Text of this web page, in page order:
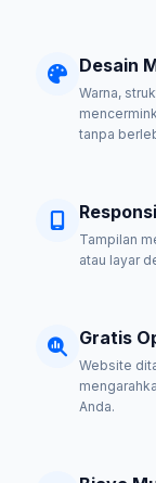
Desain
Warna,
tanpa
Tampilan
atau layar
Gratis
Website
Anda.